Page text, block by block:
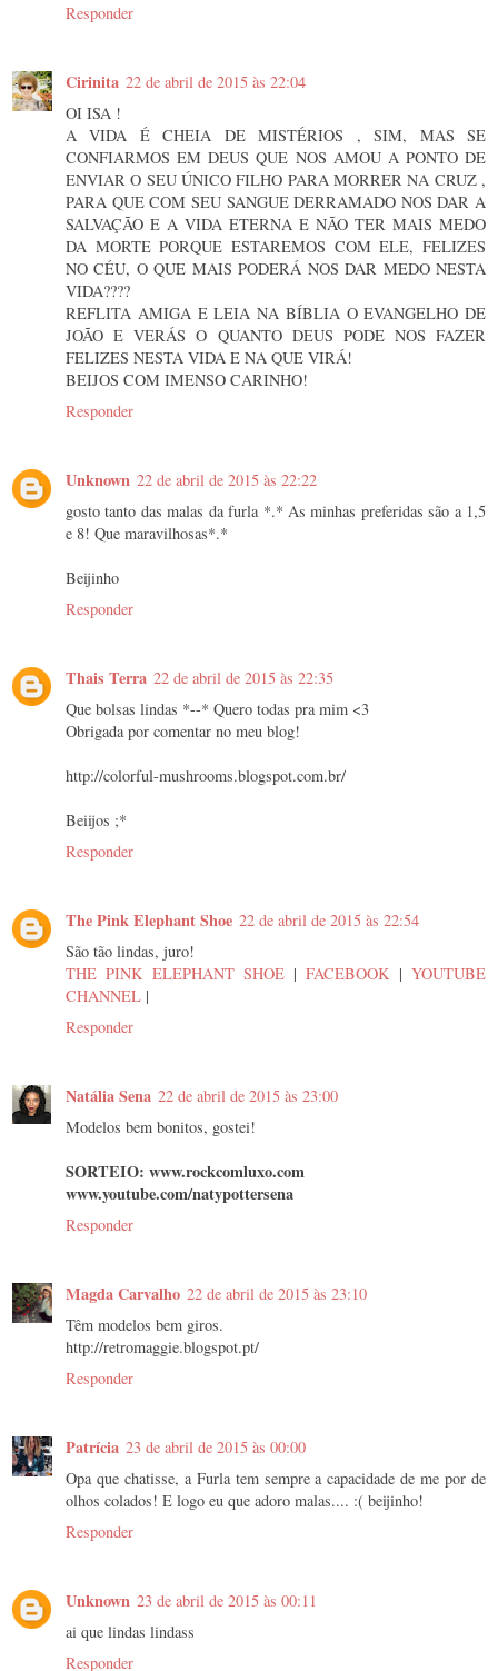
Responder
Cirinita 22 de abril de 2015 às 22:04
OI ISA !
A VIDA É CHEIA DE MISTÉRIOS , SIM, MAS SE
CONFIARMOS EM DEUS QUE NOS AMOU A PONTO DE
ENVIAR O SEU ÚNICO FILHO PARA MORRER NA CRUZ ,
PARA QUE COM SEU SANGUE DERRAMADO NOS DAR A
SALVAÇÃO E A VIDA ETERNA E NÃO TER MAIS MEDO
DA MORTE PORQUE ESTAREMOS COM ELE, FELIZES
NO CÉU, O QUE MAIS PODERÁ NOS DAR MEDO NESTA
VIDA????
REFLITA AMIGA E LEIA NA BÍBLIA O EVANGELHO DE
JOÃO E VERÁS O QUANTO DEUS PODE NOS FAZER
FELIZES NESTA VIDA E NA QUE VIRÁ!
BEIJOS COM IMENSO CARINHO!
Responder
Unknown 22 de abril de 2015 às 22:22
gosto tanto das malas da furla *.* As minhas preferidas são a 1,5
e 8! Que maravilhosas*.*
Beijinho
Responder
Thais Terra 22 de abril de 2015 às 22:35
Que bolsas lindas *--* Quero todas pra mim <3
Obrigada por comentar no meu blog!
http://colorful-mushrooms.blogspot.com.br/
Beiijos ;*
Responder
The Pink Elephant Shoe 22 de abril de 2015 às 22:54
São tão lindas, juro!
THE PINK ELEPHANT SHOE|FACEBOOK |YOUTUBE
CHANNEL |
Responder
Natália Sena 22 de abril de 2015 às 23:00
Modelos bem bonitos, gostei!
SORTEIO: www.rockcomluxo.com
www.youtube.com/natypottersena
Responder
Magda Carvalho 22 de abril de 2015 às 23:10
Têm modelos bem giros.
http://retromaggie.blogspot.pt/
Responder
Patrícia 23 de abril de 2015 às 00:00
Opa que chatisse, a Furla tem sempre a capacidade de me por de
olhos colados! E logo eu que adoro malas.... :( beijinho!
Responder
Unknown 23 de abril de 2015 às 00:11
ai que lindas lindass
Responder